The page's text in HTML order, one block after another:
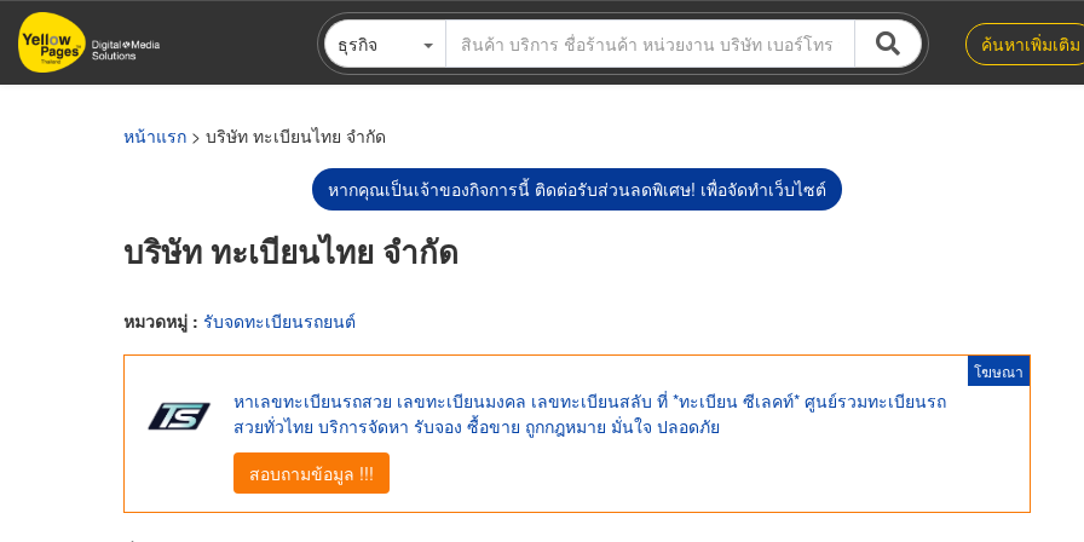
ข้าม
ไป
ธุรกิจ ค้นหาเพิ่มเติม
หน้าแรก > บริษัท ทะเบียนไทย จำกัด
หากคุณเป็นเจ้าของกิจการนี้ ติดต่อรับส่วนลดพิเศษ! เพื่อจัดทำเว็บไซต์
บริษัท ทะเบียนไทย จำกัด
หมวดหมู่ : รับจดทะเบียนรถยนต์
โฆษณา
หาเลขทะเบียนรถสวย เลขทะเบียนมงคล เลขทะเบียนสลับ ที่ *ทะเบียน ซีเลคท์* ศูนย์รวมทะเบียนรถ
สวยทั่วไทย บริการจัดหา รับจอง ซื้อขาย ถูกกฎหมาย มั่นใจ ปลอดภัย
สอบถามข้อมูล !!!